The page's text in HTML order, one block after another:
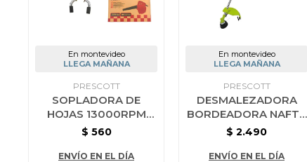
En montevideo
LLEGA MAÑANA
PRESCOTT
SOPLADORA DE
HOJAS 13000RPM
350W PRESCOTT
$ 560
ENVÍO EN EL DÍA
En montevideo
LLEGA MAÑANA
PRESCOTT
DESMALEZADORA
BORDEADORA NAFTA
52CC PRESCOTT
$ 2.490
ENVÍO EN EL DÍA